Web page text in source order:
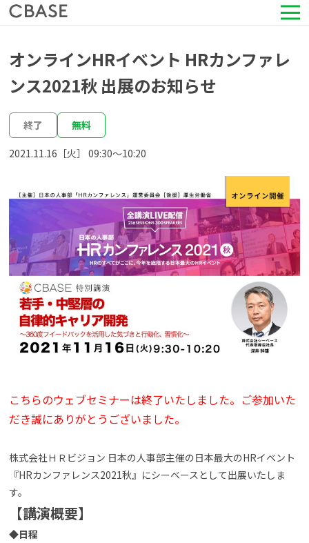
活用シーン
導入事例
お知らせ
会社情報
よくある質問
オンラインHRイベント HRカンファレ
ンス2021秋 出展のお知らせ
終了 無料
2021.11.16［火］ 09:30〜10:20
こちらのウェブセミナーは終了いたしました。ご参加いた
だき誠にありがとうございました。
株式会社ＨＲビジョン 日本の人事部主催の日本最大のHRイベント
『HRカンファレンス2021秋』にシーベースとして出展いたしま
す。
【講演概要】
◆日程